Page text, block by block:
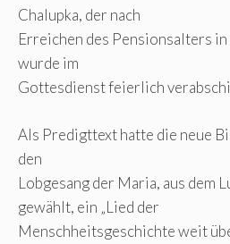
Chalupka, der nach
Erreichen des Pensionsalters
wurde im
Gottesdienst feierlich
Als Predigttext hatte die neue
den
Lobgesang der Maria, aus dem
gewählt, ein „Lied der
Menschheitsgeschichte weit